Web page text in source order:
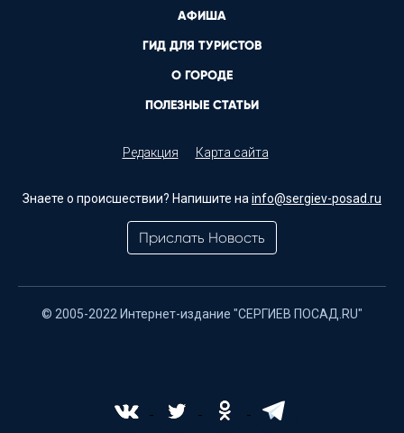
АФИША
ГИД ДЛЯ ТУРИСТОВ
О ГОРОДЕ
ПОЛЕЗНЫЕ СТАТЬИ
Редакция Карта сайта
Знаете о происшествии? Напишите на info@sergiev-posad.ru
Прислать Новость
© 2005-2022 Интернет-издание "СЕРГИЕВ ПОСАД.RU"